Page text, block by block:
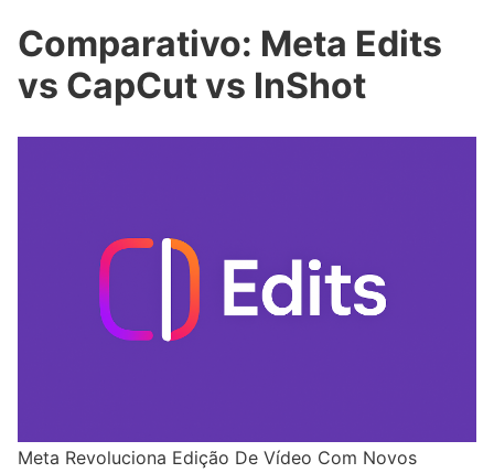
Comparativo: Meta Edits
vs CapCut vs InShot
Meta Revoluciona Edição De Vídeo Com Novos